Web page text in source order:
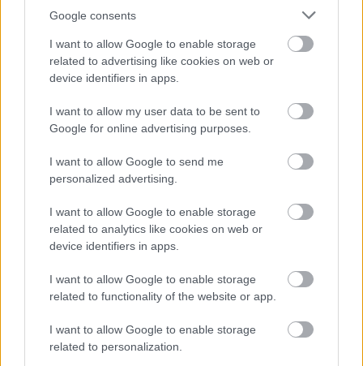
Google consents
I want to allow Google to enable storage
related to advertising like cookies on web or
device identifiers in apps.
I want to allow my user data to be sent to
Google for online advertising purposes.
I want to allow Google to send me
personalized advertising.
I want to allow Google to enable storage
related to analytics like cookies on web or
device identifiers in apps.
I want to allow Google to enable storage
related to functionality of the website or app.
I want to allow Google to enable storage
related to personalization.
«Νοικοκυρεύουμε, κλείνουμε εκκρεμότητες και
προχωράμε μπροστά. Η ψήφιση θα γίνει
ταχύτατα μέχρι τέλους Ιουλίου και, παράλληλα,
άμεσα στην εφαρμογή. Ο διάλογος παραμένει
σταθερή μας αρχή, η πόρτα μας είναι ανοιχτή και
συνεχίζουμε να εργαζόμαστε, για να λύνουμε
αδικίες», ανέφερε η κα Κεραμέως, κλείνοντας την
Από την πλευρά τους, οι εκπρόσωποι του
επαναφοράς των συντάξεων χηρείας στο 70%
απροσδόκητα θετική και καινοτόμα και
εξέφρασαν την ευχάριστη έκπληξή τους για την
ικανοποίηση ενός πάγιου αιτήματος των